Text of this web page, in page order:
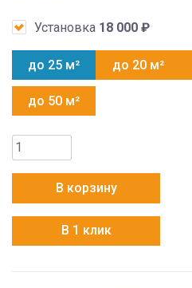
Установка 18 000 ₽
до 25 м² до 20 м²
до 50 м²
Количество
товара
FTXJ25MW
/
В корзину
В 1 клик